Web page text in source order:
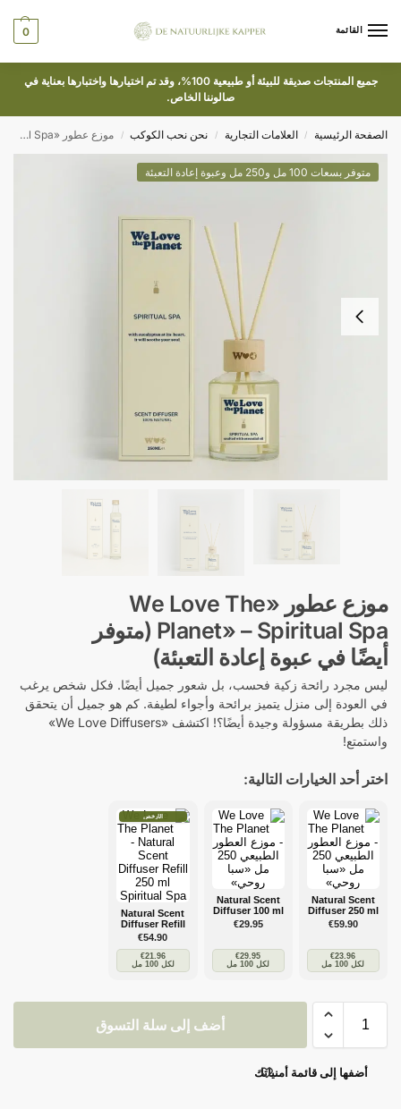
القائمة 0
جميع المنتجات صديقة للبيئة أو طبيعية 100%، وقد تم اختيارها واختبارها بعناية في
صالوننا الخاص.
الصفحة الرئيسية / العلامات التجارية / نحن نحب الكوكب / موزع عطور «We Love The Planet» – Spiritual Spa (متوفر أيضًا في عبوة إعادة التعبئة)
متوفر بسعات 100 مل و250 مل وعبوة إعادة التعبئة
موزع عطور «We Love The
Planet» – Spiritual Spa (متوفر
أيضًا في عبوة إعادة التعبئة)
ليس مجرد رائحة زكية فحسب، بل شعور جميل أيضًا. فكل شخص يرغب
في العودة إلى منزل يتميز برائحة وأجواء لطيفة. كم هو جميل أن يتحقق
ذلك بطريقة مسؤولة وجيدة أيضًا؟! اكتشف «We Love Diffusers»
واستمتع!
اختر أحد الخيارات التالية:
Natural Scent
Diffuser 250 ml
Spiritual Spa
€59.90
€23.96
لكل 100 مل
Natural Scent
Diffuser 100 ml
Spiritual Spa
€29.95
€29.95
لكل 100 مل
الأرخص
Natural Scent
Diffuser Refill
250 ml Spiritual
€54.90
€21.96
لكل 100 مل
أضف إلى سلة التسوق
أضفها إلى قائمة أمنياتك